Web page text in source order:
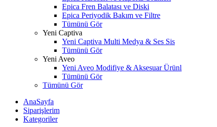
Epica Fren Balatası ve Diski
Epica Periyodik Bakım ve Filtre
Tümünü Gör
Yeni Captiva
Yeni Captiva Multi Medya & Ses Sis
Tümünü Gör
Yeni Aveo
Yeni Aveo Modifiye & Aksesuar Ürünl
Tümünü Gör
Tümünü Gör
AnaSayfa
Siparişlerim
Kategoriler